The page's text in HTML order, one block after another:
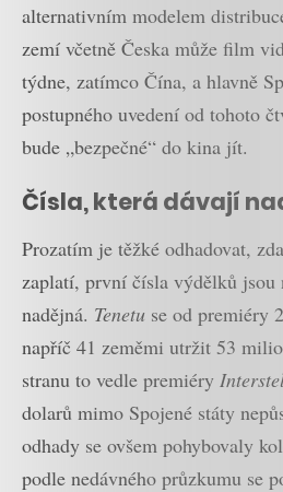
alternativním modelem
zemí včetně Česka může film
týdne, zatímco Čína, a hlavně
postupného uvedení od tohoto
bude „bezpečné“ do kina jít.
Čísla, která dávají
Prozatím je těžké odhadovat,
zaplatí, první čísla výdělků jsou
nadějná. Tenetu se od premiéry
napříč 41 zeměmi utržit 53
stranu to vedle premiéry
dolarů mimo Spojené státy
odhady se ovšem pohybovaly
podle nedávného průzkumu se